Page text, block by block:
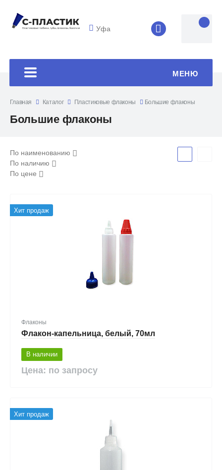
Уфа 8 (4852) 33-
МЕНЮ
Главная Каталог Пластиковые флаконы Большие флаконы
Большие флаконы
По наименованию
По наличию
По цене
Хит продаж
Флаконы
Флакон-капельница, белый, 70мл
В наличии
Цена: по запросу
Хит продаж